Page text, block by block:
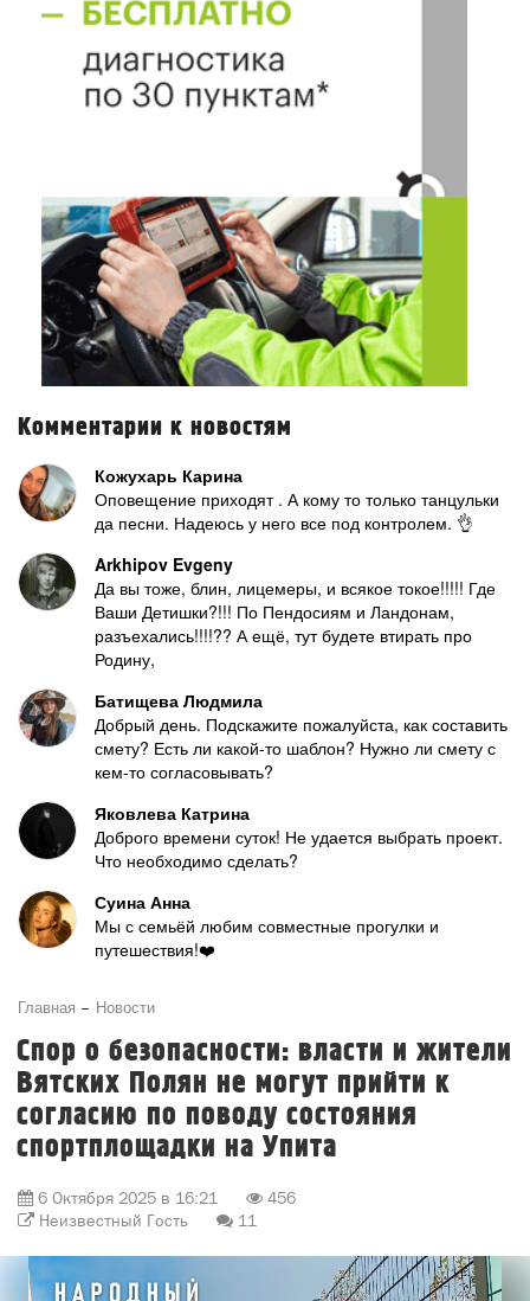
Комментарии к новостям
Кожухарь Карина
Оповещение приходят . А кому то только танцульки
да песни. Надеюсь у него все под контролем. 👌
Arkhipov Evgeny
Да вы тоже, блин, лицемеры, и всякое токое!!!!! Где
Ваши Детишки?!!! По Пендосиям и Ландонам,
разъехались!!!!?? А ещё, тут будете втирать про
Родину,
Батищева Людмила
Добрый день. Подскажите пожалуйста, как составить
смету? Есть ли какой-то шаблон? Нужно ли смету с
кем-то согласовывать?
Яковлева Катрина
Доброго времени суток! Не удается выбрать проект.
Что необходимо сделать?
Суина Анна
Мы с семьёй любим совместные прогулки и
путешествия!❤️
Главная Новости
Спор о безопасности: власти и жители
Вятских Полян не могут прийти к
согласию по поводу состояния
спортплощадки на Упита
6 Октября 2025 в 16:21
456
Неизвестный Гость
11